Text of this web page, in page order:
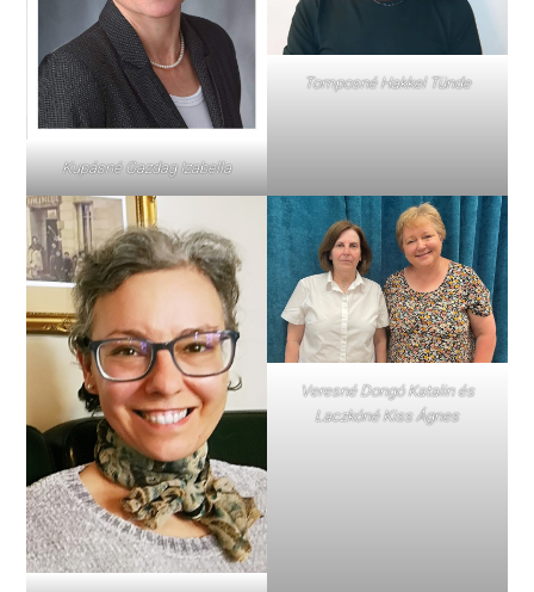
Kupásné Gazdag Izabella
Tomposné Hakkel Tünde
Veresné Dongó Katalin és
Laczkóné Kiss Ágnes